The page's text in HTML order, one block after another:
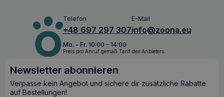
einzigartige Formel wurde entwickelt, um Haustiere mit den
notwendigen Inhaltsstoffen zu versorgen, um eine gesunde
Darmfloraaufrechtzuerhalten, die für die allgemeine
Gesundheit und das Wohlbefinden unserer Haustiere
entscheidend ist.
Die wichtigsten gesundheitlichen
Vorteile:
Telefon
+48 697 297 307
E-Mail
info@zoona.eu
Mo. - Fr. 10:00 - 14:00
Preis pro Anruf gemäß Tarif des Anbieters.
Newsletter abonnieren
Verpasse kein Angebot und sichere dir zusätzliche Rabatte
auf Bestellungen!